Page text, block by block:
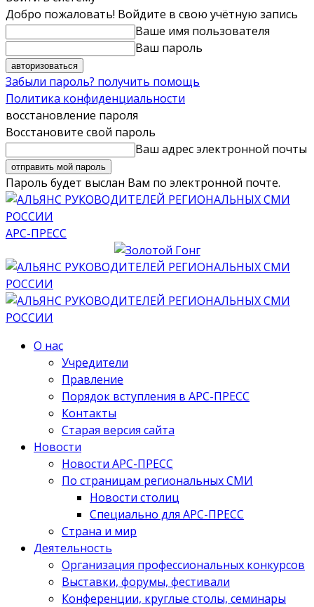
Добро пожаловать! Войдите в свою учётную запись
Ваше имя пользователя
Ваш пароль
Забыли пароль? получить помощь
Политика конфиденциальности
восстановление пароля
Восстановите свой пароль
Ваш адрес электронной почты
Пароль будет выслан Вам по электронной почте.
АРС-ПРЕСС
О нас
Учредители
Правление
Порядок вступления в АРС-ПРЕСС
Контакты
Старая версия сайта
Новости
Новости АРС-ПРЕСС
По страницам региональных СМИ
Новости столиц
Специально для АРС-ПРЕСС
Страна и мир
Деятельность
Организация профессиональных конкурсов
Выставки, форумы, фестивали
Конференции, круглые столы, семинары